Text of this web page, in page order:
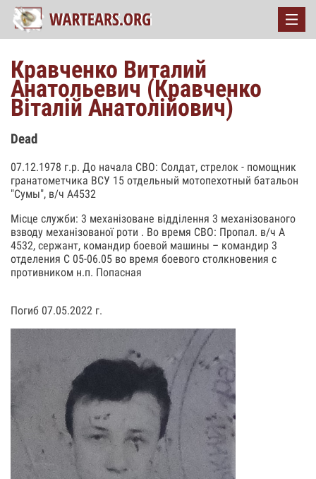
Кравченко Виталий
Анатольевич (Кравченко
Віталій Анатолійович)
Dead
07.12.1978 г.р. До начала СВО: Солдат, стрелок - помощник
гранатометчика ВСУ 15 отдельный мотопехотный батальон
"Сумы", в/ч А4532
Місце служби: 3 механізоване відділення 3 механізованого
взводу механізованої роти . Во время СВО: Пропал. в/ч А
4532, сержант, командир боевой машины – командир 3
отделения С 05-06.05 во время боевого столкновения с
противником н.п. Попасная
Погиб 07.05.2022 г.